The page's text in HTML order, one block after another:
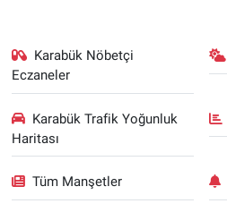
Karabük Nöbetçi
Eczaneler
Karabük Trafik Yoğunluk
Haritası
Tüm Manşetler